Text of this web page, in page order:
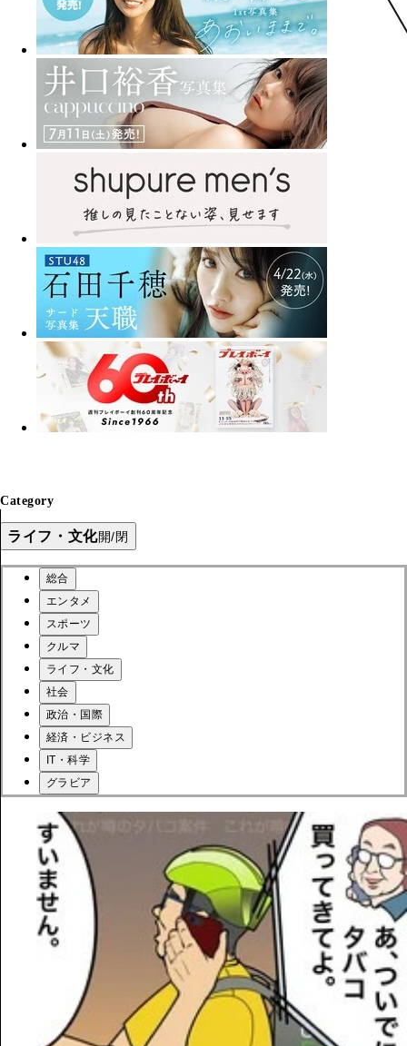
Category
ライフ・文化開/閉
総合
エンタメ
スポーツ
クルマ
ライフ・文化
社会
政治・国際
経済・ビジネス
IT・科学
グラビア